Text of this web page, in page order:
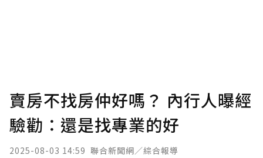
賣房不找房仲好嗎？ 內行人曝經
驗勸：還是找專業的好
2025-08-03 14:59 聯合新聞網／綜合報導